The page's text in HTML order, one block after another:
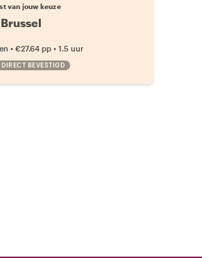
van jouw keuze
• €27.64 pp• 1.5 uur
DIRECT BEVESTIGD